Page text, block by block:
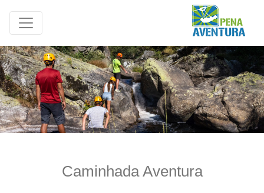
Caminhada Aventura